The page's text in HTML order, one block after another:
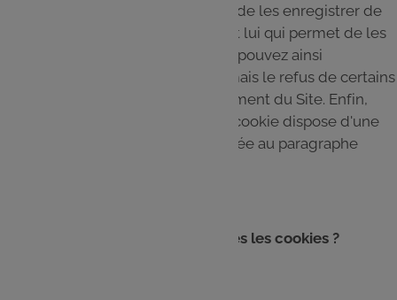
traceurs. C'est lui qui reçoit l'ordre de les enregistrer de
la part du serveur. C'est également lui qui permet de les
contrôler selon vos souhaits. Vous pouvez ainsi
paramétrer le dépôt de cookies, mais le refus de certains
cookies peut limiter le fonctionnement du Site. Enfin,
nous vous informons que chaque cookie dispose d'une
durée de vie limitée qui est indiquée au paragraphe
Combien de temps sont conservés les cookies ?